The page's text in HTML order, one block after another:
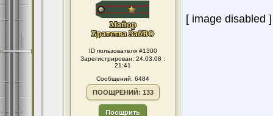
ID пользователя #1300
Зарегистрирован: 24.03.08 :
21:41
Сообщений: 6484
ПООЩРЕНИЙ: 133
Поощрить
[ image disabled ]